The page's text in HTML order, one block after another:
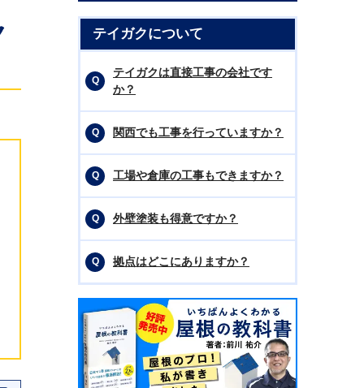
テイガクについて
テイガクは直接工事の会社です
か？
関西でも工事を行っていますか？
工場や倉庫の工事もできますか？
外壁塗装も得意ですか？
拠点はどこにありますか？